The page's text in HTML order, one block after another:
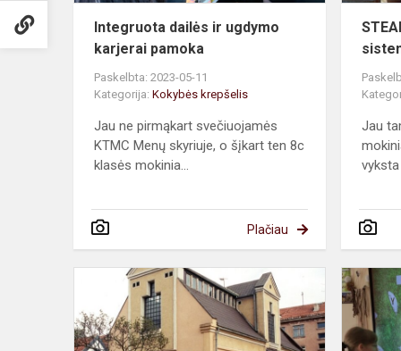
Integruota dailės ir ugdymo
karjerai pamoka
Paskelbta: 2023-05-11
Kategorija: Kokybės krepšelis
Jau ne pirmąkart svečiuojamės
KTMC Menų skyriuje, o šįkart ten 8c
klasės mokinia...
Plačiau
Jau
vyksta
pastatų
ir
gatvelių